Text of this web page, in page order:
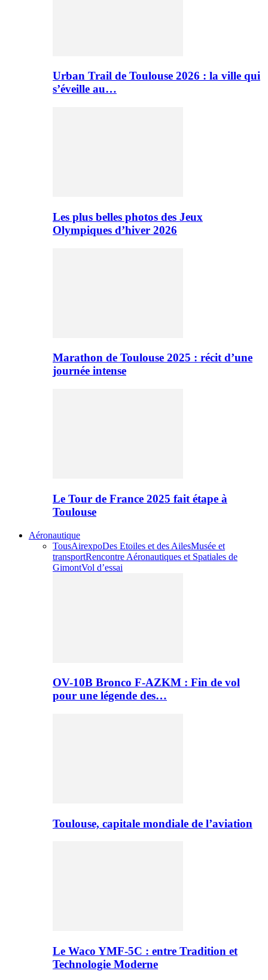
Urban Trail de Toulouse 2026 : la ville qui
s’éveille au…
Les plus belles photos des Jeux
Olympiques d’hiver 2026
Marathon de Toulouse 2025 : récit d’une
journée intense
Le Tour de France 2025 fait étape à
Toulouse
Aéronautique
TousAirexpoDes Etoiles et des AilesMusée et
transportRencontre Aéronautiques et Spatiales de
GimontVol d’essai
OV-10B Bronco F-AZKM : Fin de vol
pour une légende des…
Toulouse, capitale mondiale de l’aviation
Le Waco YMF-5C : entre Tradition et
Technologie Moderne